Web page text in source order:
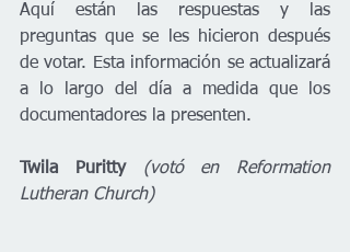
Aquí están las respuestas y las
preguntas que se les hicieron después
de votar. Esta información se actualizará
a lo largo del día a medida que los
documentadores la presenten.
Twila Puritty (votó en Reformation
Lutheran Church)